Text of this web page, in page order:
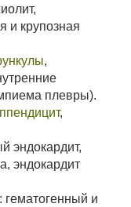
и крупозная
,
плевры).
,
эндокардит,
эндокардит
: гематогенный и